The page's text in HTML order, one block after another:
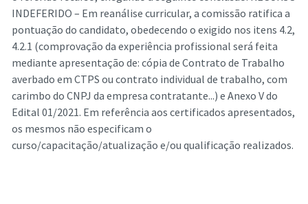
INDEFERIDO – Em reanálise curricular, a comissão ratifica a
pontuação do candidato, obedecendo o exigido nos itens 4.2,
4.2.1 (comprovação da experiência profissional será feita
mediante apresentação de: cópia de Contrato de Trabalho
averbado em CTPS ou contrato individual de trabalho, com
carimbo do CNPJ da empresa contratante...) e Anexo V do
Edital 01/2021. Em referência aos certificados apresentados,
os mesmos não especificam o
curso/capacitação/atualização e/ou qualificação realizados.